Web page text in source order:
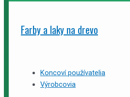
Farby a laky na drevo
Koncoví používatelia
Výrobcovia